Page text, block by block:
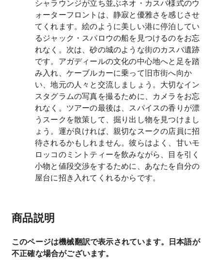
シャラウンジが立ち並ぶネオ・カスバ様式のウ
ォーターフロントは、静寂と優雅さを感じさせ
てくれます。絵のように美しい港に停泊してい
るジャック・スパロウの船を見つけるのをお忘
れなく。次は、砂の城のような街のカスバ遺跡
です。アガディールの文化の中心地へと足を踏
み入れ、ケーブルカーに乗って旧市街へ向か
い、地元の人々と交流しましょう。大切なイン
スタグラムの写真を撮るために、カメラをお忘
れなく。ツアーの最後は、スパイスの香りが漂
うスークを散策して、掘り出し物を見つけまし
ょう。運が良ければ、親切なスークの店員に招
待されるかもしれません。彼らはよく、甘いモ
ロッコのミントティーを飲みながら、目を引く
小物と値段交渉をするために、あなたを自分の
屋台に招き入れてくれるからです。
商品説明
このページは機械翻訳で表示されています。日本語が
不正確な場合がございます。